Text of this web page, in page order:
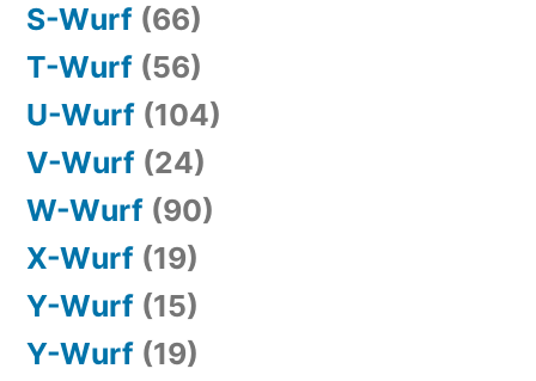
S-Wurf (66)
T-Wurf (56)
U-Wurf (104)
V-Wurf (24)
W-Wurf (90)
X-Wurf (19)
Y-Wurf (15)
Y-Wurf (19)